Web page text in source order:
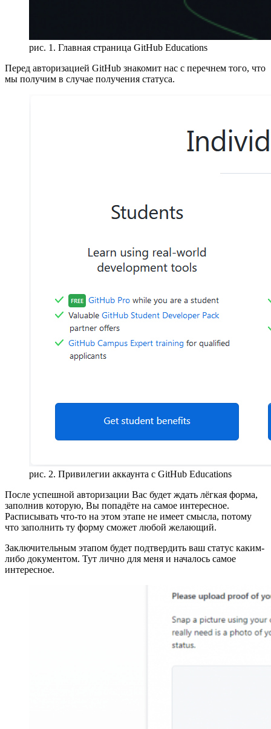
рис. 1. Главная страница GitHub Educations
Перед авторизацией GitHub знакомит нас с перечнем того, что
мы получим в случае получения статуса.
рис. 2. Привилегии аккаунта с GitHub Educations
После успешной авторизации Вас будет ждать лёгкая форма,
заполнив которую, Вы попадёте на самое интересное.
Расписывать что-то на этом этапе не имеет смысла, потому
что заполнить ту форму сможет любой желающий.
Заключительным этапом будет подтвердить ваш статус каким-
либо документом. Тут лично для меня и началось самое
интересное.